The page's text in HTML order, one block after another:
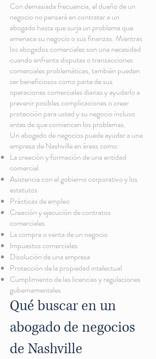
Con demasiada frecuencia, el dueño de un
negocio no pensará en contratar a un
abogado hasta que surja un problema que
amenace su negocio o sus finanzas. Mientras
los abogados comerciales son una necesidad
cuando enfrenta disputas o transacciones
comerciales problemáticas, también pueden
ser beneficiosos como parte de sus
operaciones comerciales diarias y ayudarlo a
prevenir posibles complicaciones o crear
protección para usted y su negocio incluso
antes de que comiencen los problemas.
Un abogado de negocios puede ayudar a una
empresa de Nashville en áreas como:
La creación y formación de una entidad
comercial
Asistencia con el gobierno corporativo y los
estatutos
Prácticas de empleo
Creación y ejecución de contratos
comerciales
La compra o venta de un negocio
Impuestos comerciales
Disolución de una empresa
Protección de la propiedad intelectual
Cumplimiento de las licencias y regulaciones
gubernamentales
Qué buscar en un
abogado de negocios
de Nashville